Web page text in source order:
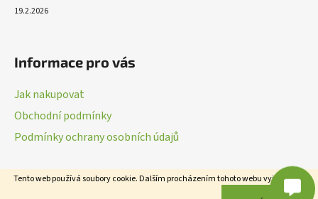
Tento web používá soubory cookie. Dalším procházením tohoto webu vyjadřujete
19.2.2026
Informace pro vás
Jak nakupovat
Obchodní podmínky
Podmínky ochrany osobních údajů